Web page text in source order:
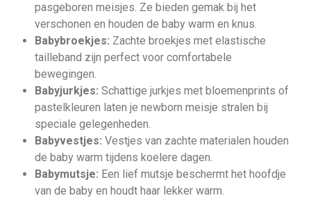
pasgeboren meisjes. Ze bieden gemak bij het
verschonen en houden de baby warm en knus.
Babybroekjes: Zachte broekjes met elastische
tailleband zijn perfect voor comfortabele
bewegingen.
Babyjurkjes: Schattige jurkjes met bloemenprints of
pastelkleuren laten je newborn meisje stralen bij
speciale gelegenheden.
Babyvestjes: Vestjes van zachte materialen houden
de baby warm tijdens koelere dagen.
Babymutsje: Een lief mutsje beschermt het hoofdje
van de baby en houdt haar lekker warm.